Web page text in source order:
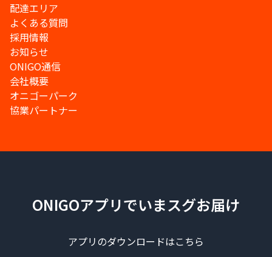
配達エリア
よくある質問
採用情報
お知らせ
ONIGO通信
会社概要
オニゴーパーク
協業パートナー
ONIGOアプリでいまスグお届け
アプリのダウンロードはこちら